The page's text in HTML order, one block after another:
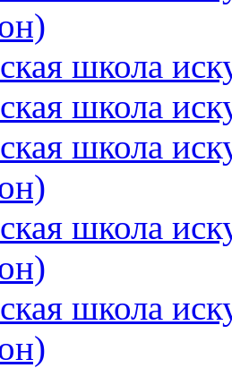
школа
школа
школа
школа
школа